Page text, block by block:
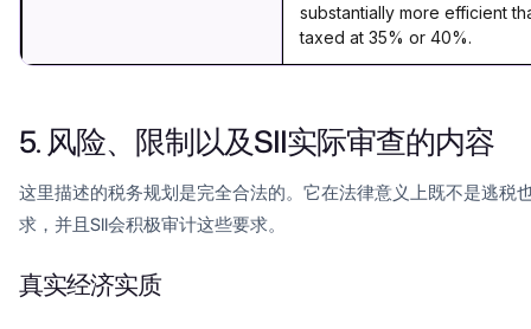
substantially more efficient
taxed at 35% or 40%.
5. 风险、限制以及SII实际审查的内容
这里描述的税务规划是完全合法的。它在法律意义上既不是逃税
求，并且SII会积极审计这些要求。
真实经济实质